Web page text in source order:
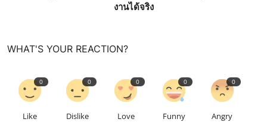
งานได้จริง
WHAT'S YOUR REACTION?
0
Like
0
Dislike
0
Love
0
Funny
0
Angry